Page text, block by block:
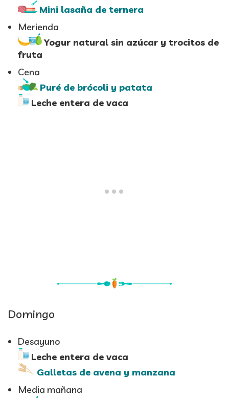
Mini lasaña de ternera
Merienda
Yogur natural sin azúcar y trocitos de
fruta
Cena
Puré de brócoli y patata
Leche entera de vaca
Domingo
Desayuno
Leche entera de vaca
Galletas de avena y manzana
Media mañana